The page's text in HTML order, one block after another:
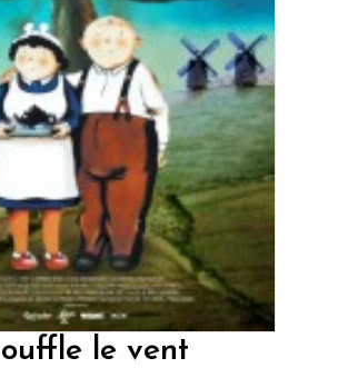
le vent